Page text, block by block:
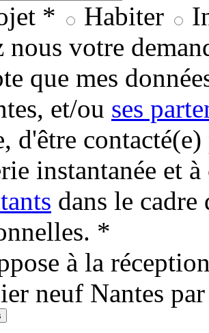
* Habiter
nous votre
que mes
et/ou ses
d'être
instantanée et
dans le cadre
*
à la
neuf Nantes